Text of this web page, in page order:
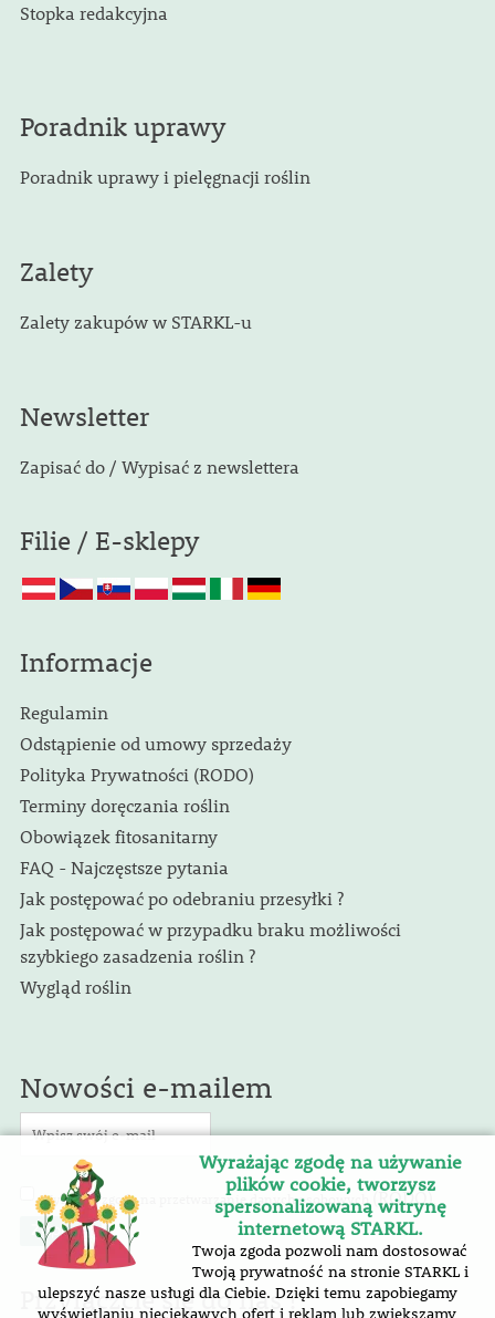
Stopka redakcyjna
Poradnik uprawy
Poradnik uprawy i pielęgnacji roślin
Zalety
Zalety zakupów w STARKL-u
Newsletter
Zapisać do / Wypisać z newslettera
Filie / E-sklepy
Informacje
Regulamin
Odstąpienie od umowy sprzedaży
Polityka Prywatności (RODO)
Terminy doręczania roślin
Obowiązek fitosanitarny
FAQ - Najczęstsze pytania
Jak postępować po odebraniu przesyłki ?
Jak postępować w przypadku braku możliwości
szybkiego zasadzenia roślin ?
Wygląd roślin
Nowości e-mailem
Wyrażam zgodę na przetwarzanie danych osobowych (RODO)
Przyłączcie się do nas !
Wyrażając zgodę na używanie
plików cookie, tworzysz
spersonalizowaną witrynę
internetową STARKL.
Twoja zgoda pozwoli nam dostosować
Twoją prywatność na stronie STARKL i
ulepszyć nasze usługi dla Ciebie. Dzięki temu zapobiegamy
wyświetlaniu nieciekawych ofert i reklam lub zwiększamy